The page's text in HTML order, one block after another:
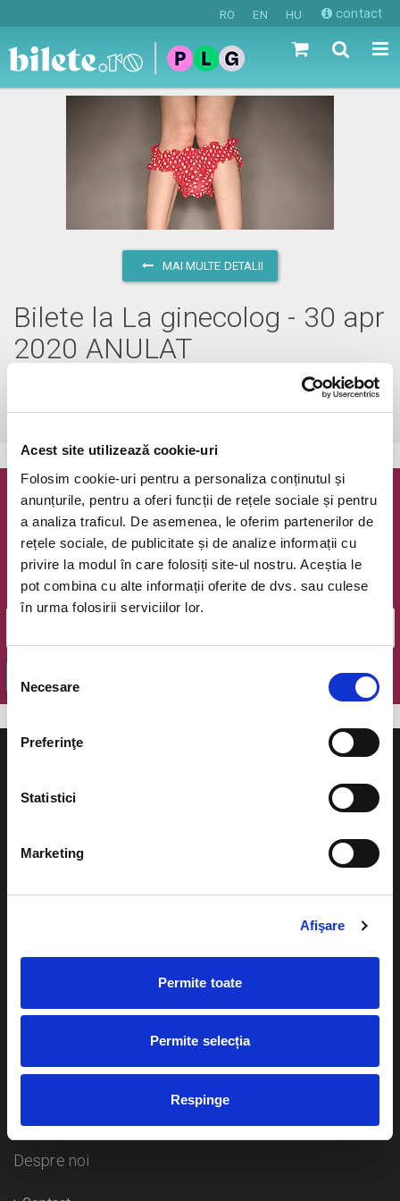
Acest site utilizează cookie-uri
Folosim cookie-uri pentru a personaliza conținutul și
anunțurile, pentru a oferi funcții de rețele sociale și pentru
a analiza traficul. De asemenea, le oferim partenerilor de
rețele sociale, de publicitate și de analize informații cu
privire la modul în care folosiți site-ul nostru. Aceștia le
pot combina cu alte informații oferite de dvs. sau culese
în urma folosirii serviciilor lor.
consimțământului
Necesare
Preferinţe
Statistici
Marketing
Afişare
Permite toate
Permite selecția
Respinge
RO EN HU contact
MAI MULTE DETALII
Bilete la La ginecolog - 30 apr
2020 ANULAT
Bucuresti, The Hubvezi pe harta
Newsletter @ Bilete.ro
Oferte exclusive si o editie saptamanala cu cele mai noi
evenimente.
Email
Plata online sau cash
Livrare prin curier
Duplicare bilete
Concerte si
Despre noi